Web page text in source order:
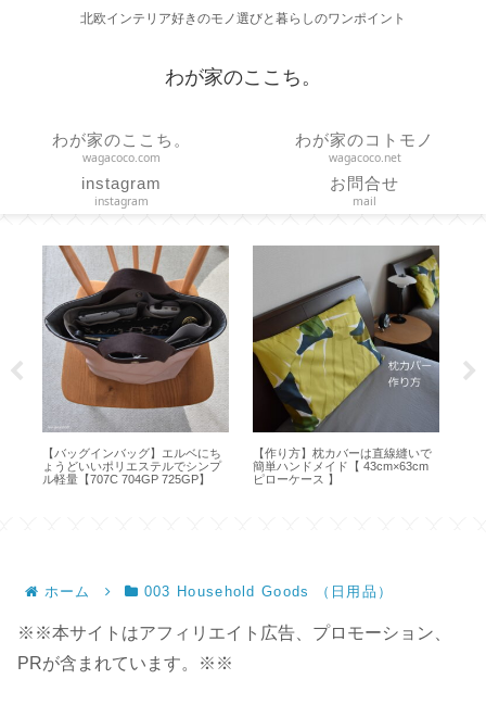
北欧インテリア好きのモノ選びと暮らしのワンポイント
わが家のここち。
わが家のここち。
wagacoco.com
わが家のコトモノ
wagacoco.net
instagram
instagram
お問合せ
mail
【作り方】ブックカバーの基本的
な作り方と応用【型紙／布製しお
り付きカバー／文庫本カバー／ハ
【コーヒースケール】タイムモア
の便利機能と使い方【 Black Mirror
Basic＋ 】
ホーム 003 Household Goods （日用品）
※※本サイトはアフィリエイト広告、プロモーション、
PRが含まれています。※※